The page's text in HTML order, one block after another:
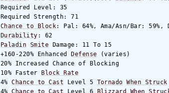
Required Level: 35
Chance to Block
Durability
Paladin Smite Damage: 11 To 15
+160-220% Enhanced Defense (varies)
20% Increased Chance of Blocking
10% Faster Block Rate
4% Chance to Cast Level 5 Tornado When Struck
4% Chance to Cast Level 6 Blizzard
When